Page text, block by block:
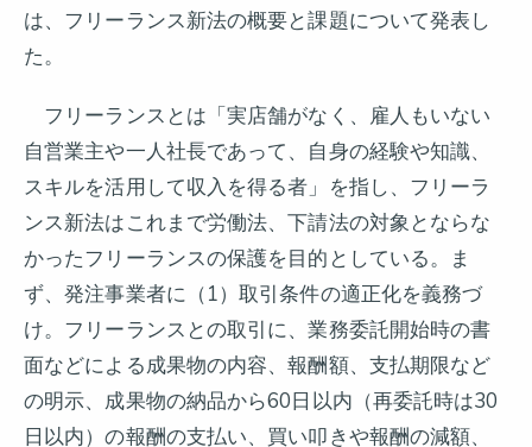
は、フリーランス新法の概要と課題について発表し
た。
フリーランスとは「実店舗がなく、雇人もいない
自営業主や一人社長であって、自身の経験や知識、
スキルを活用して収入を得る者」を指し、フリーラ
ンス新法はこれまで労働法、下請法の対象とならな
かったフリーランスの保護を目的としている。ま
ず、発注事業者に（1）取引条件の適正化を義務づ
け。フリーランスとの取引に、業務委託開始時の書
面などによる成果物の内容、報酬額、支払期限など
の明示、成果物の納品から60日以内（再委託時は30
日以内）の報酬の支払い、買い叩きや報酬の減額、